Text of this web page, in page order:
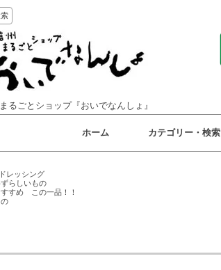
るごとショップ『おいでなんしょ』
ホーム カテゴリー・検索
ドレッシング
らしいもの
すすめ この一品！！